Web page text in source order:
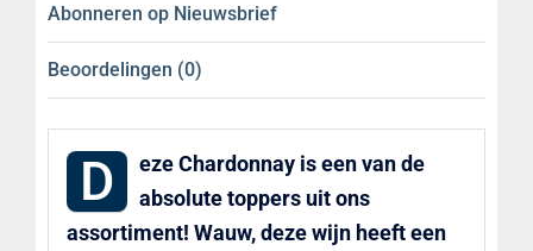
Abonneren op Nieuwsbrief
Beoordelingen (0)
D
eze Chardonnay is een van de
absolute toppers uit ons
assortiment! Wauw, deze wijn heeft een